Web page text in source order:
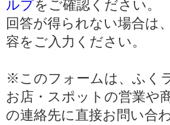
ルプをご確認ください。
回答が得られない場合は、
容をご入力ください。
※このフォームは、ふく
お店・スポットの営業や
の連絡先に直接お問い合